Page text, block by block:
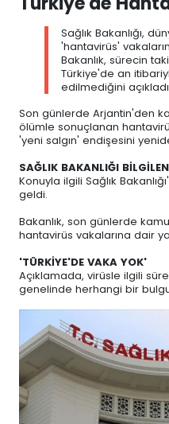
Sağlık Bakanlığı,
'hantavirüs'
Bakanlık, sürecin
Türkiye'de an
edilmediğini
Son günlerde Arjantin'den
ölümle sonuçlanan
'yeni salgın' endişesini
SAĞLIK BAKANLIĞI
Konuyla ilgili Sağlık
geldi.
Bakanlık, son günlerde
hantavirüs vakalarına dair
'TÜRKİYE'DE VAKA YOK'
Açıklamada, virüsle ilgili
genelinde herhangi bir